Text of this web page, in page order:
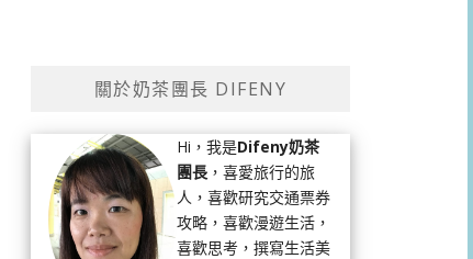
關於奶茶團長 DIFENY
Hi，我是Difeny奶茶
團長 ，喜愛旅行的旅
人，喜歡研究交通票券
攻略，喜歡漫遊生活，
喜歡思考，撰寫生活美